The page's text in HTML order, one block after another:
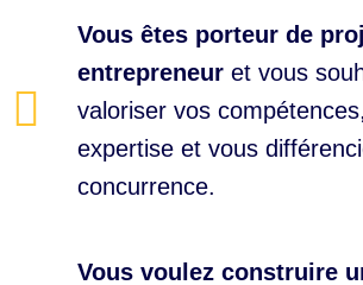
Vous êtes porteur de
entrepreneur et vous
valoriser vos
expertise et vous
concurrence.
Vous voulez construire